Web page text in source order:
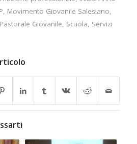
, Movimento Giovanile Salesiano,
Pastorale Giovanile, Scuola, Servizi